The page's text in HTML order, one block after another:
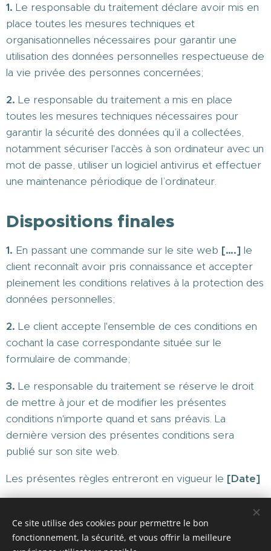
1. Le responsable du traitement déclare avoir mis en
place toutes les mesures techniques et
organisationnelles nécessaires pour garantir une
utilisation des données personnelles respectueuse de
la vie privée des personnes concernées;
2. Le responsable du traitement a mis en place
toutes les mesures techniques nécessaires pour
garantir la sécurité des données qu’il a collectées,
notamment sécuriser l'accès à son ordinateur avec un
mot de passe, utiliser un logiciel antivirus et effectuer
une maintenance périodique de l’ordinateur.
Dispositions finales
1. En passant une commande sur le site web [….] le
client reconnaît avoir pris connaissance et accepter
pleinement les conditions relatives à la protection des
données personnelles;
2. Le client accepte l'ensemble de ces conditions en
cochant la case correspondante située sur le
formulaire de commande;
3. Le responsable du traitement se réserve le droit
de mettre à jour et de modifier les présentes
conditions n'importe quand et sans préavis. La
dernière version des présentes conditions sera
publié sur son site web.
Les présentes règles entreront en vigueur le [Date]
Ce site utilise des cookies pour permettre le bon
fonctionnement, la sécurité, et vous offrir la meilleure